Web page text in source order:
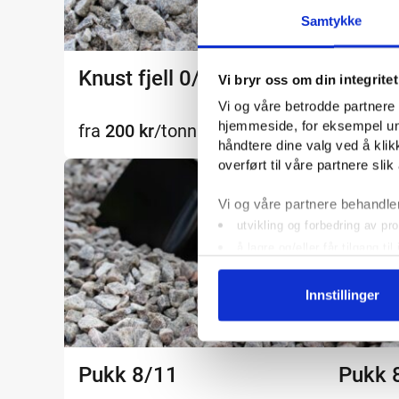
Samtykke
Vi bryr oss om din integritet
Vi og våre betrodde
hjemmeside, for eksempel
håndtere dine valg ved å
overført til våre partnere
Vi og våre partnere
utvikling og forbedring av
grunnleggende annonsering
persontilpassetInnstillinger
Knust fjell 0/16-0/20
fra 200 kr/tonn fra200
Pukk 8/11 Pukk